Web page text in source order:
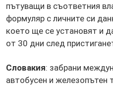
пътуващи в съответния
формуляр с личните си
което ще се установят и
от 30 дни след
Словакия: забрани
автобусен и железопътен